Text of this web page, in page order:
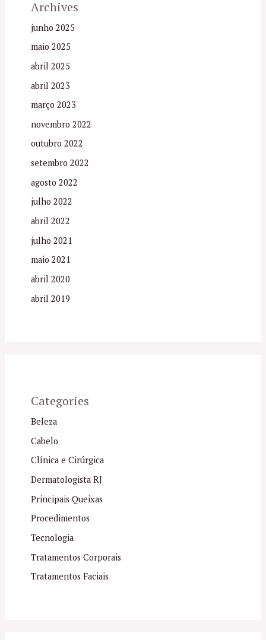
Archives
junho 2025
maio 2025
abril 2025
abril 2023
março 2023
novembro 2022
outubro 2022
setembro 2022
agosto 2022
julho 2022
abril 2022
julho 2021
maio 2021
abril 2020
abril 2019
Categories
Beleza
Cabelo
Clínica e Cirúrgica
Dermatologista RJ
Principais Queixas
Procedimentos
Tecnologia
Tratamentos Corporais
Tratamentos Faciais